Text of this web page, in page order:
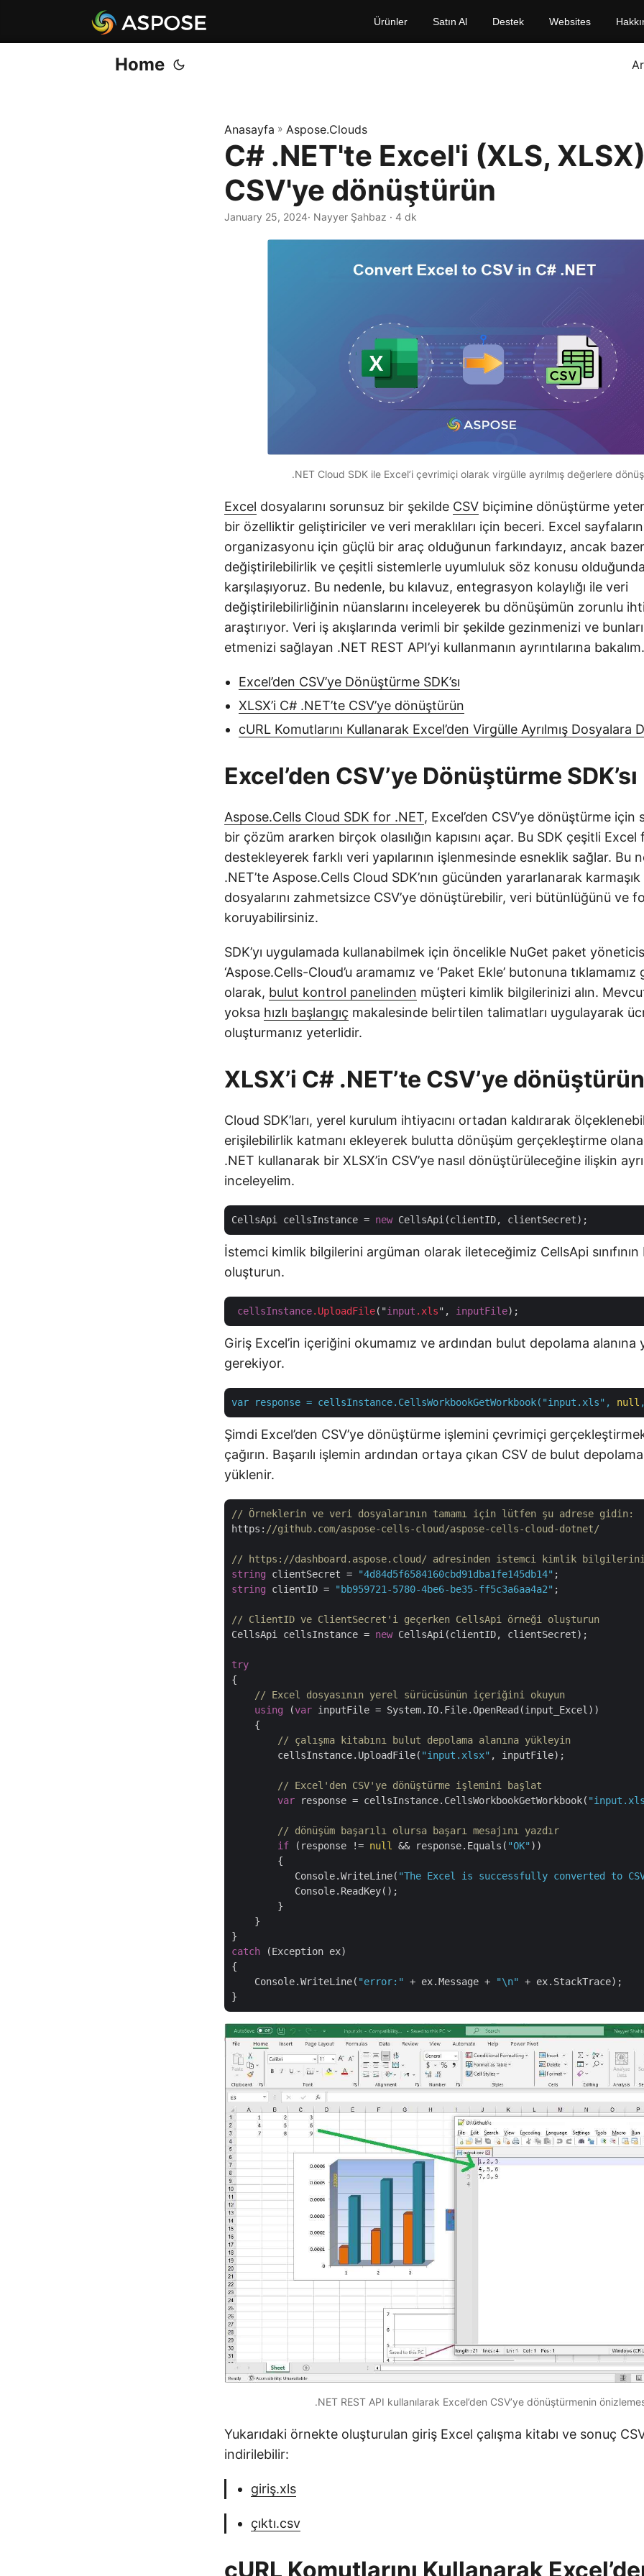
Ürünler Satın Al Destek Websites
Home
Anasayfa » Aspose.Clouds
C# .NET'te Excel'i (XLS, XLSX)
CSV'ye dönüştürün
January 25, 2024· Nayyer Şahbaz · 4 dk
.NET Cloud SDK ile Excel’i çevrimiçi olarak virgülle ayrılmış değerlere
Excel dosyalarını sorunsuz bir şekilde CSV biçimine dönüştürme
bir özelliktir geliştiriciler ve veri meraklıları için beceri. Excel
organizasyonu için güçlü bir araç olduğunun farkındayız, ancak
değiştirilebilirlik ve çeşitli sistemlerle uyumluluk söz konusu
karşılaşıyoruz. Bu nedenle, bu kılavuz, entegrasyon kolaylığı ile veri
değiştirilebilirliğinin nüanslarını inceleyerek bu dönüşümün zorunlu
araştırıyor. Veri iş akışlarında verimli bir şekilde gezinmenizi ve
etmenizi sağlayan .NET REST API’yi kullanmanın ayrıntılarına bakalım.
Excel’den CSV’ye Dönüştürme SDK’sı
XLSX’i C# .NET’te CSV’ye dönüştürün
cURL Komutlarını Kullanarak Excel’den Virgülle Ayrılmış Dosyalara
Excel’den CSV’ye Dönüştürme SDK’sı
Aspose.Cells Cloud SDK for .NET, Excel’den CSV’ye dönüştürme
bir çözüm ararken birçok olasılığın kapısını açar. Bu SDK çeşitli Excel
destekleyerek farklı veri yapılarının işlenmesinde esneklik sağlar. Bu
.NET’te Aspose.Cells Cloud SDK’nın gücünden yararlanarak karmaşık
dosyalarını zahmetsizce CSV’ye dönüştürebilir, veri bütünlüğünü ve
koruyabilirsiniz.
SDK’yı uygulamada kullanabilmek için öncelikle NuGet paket
‘Aspose.Cells-Cloud’u aramamız ve ‘Paket Ekle’ butonuna
olarak, bulut kontrol panelinden müşteri kimlik bilgilerinizi alın.
yoksa hızlı başlangıç makalesinde belirtilen talimatları uygulayarak
oluşturmanız yeterlidir.
XLSX’i C# .NET’te CSV’ye dönüştürün
Cloud SDK’ları, yerel kurulum ihtiyacını ortadan kaldırarak
erişilebilirlik katmanı ekleyerek bulutta dönüşüm gerçekleştirme
.NET kullanarak bir XLSX’in CSV’ye nasıl dönüştürüleceğine ilişkin
inceleyelim.
CellsApi cellsInstance = new
İstemci kimlik bilgilerini argüman olarak ileteceğimiz CellsApi
oluşturun.
cellsInstance.UploadFile("input .xls", inputFile
Giriş Excel’in içeriğini okumamız ve ardından bulut depolama alanına
gerekiyor.
var response = cellsInstance.CellsWorkbookGetWorkbook("input.xls", null ,
Şimdi Excel’den CSV’ye dönüştürme işlemini çevrimiçi
çağırın. Başarılı işlemin ardından ortaya çıkan CSV de bulut
yüklenir.
// Örneklerin ve veri dosyalarının tamamı için lütfen şu adrese gidin:
https: //github.com/aspose-cells-cloud/aspose-cells-cloud-dotnet/
// https://dashboard.aspose.cloud/ adresinden istemci kimlik
string clientSecret = "4d84d5f6584160cbd91dba1fe145db14"
string clientID = "bb959721-5780-4be6-be35-ff5c3a6aa4a2" ;
// ClientID ve ClientSecret'i geçerken CellsApi örneği oluşturun
CellsApi cellsInstance = new CellsApi(clientID, clientSecret);
try
{
// Excel dosyasının yerel sürücüsünün içeriğini okuyun
using (var inputFile = System.IO.File.OpenRead(input_Excel))
    {
// çalışma kitabını bulut depolama alanına yükleyin
        cellsInstance.UploadFile(
"input.xlsx" , inputFile);
// Excel'den CSV'ye dönüştürme işlemini başlat
var response = cellsInstance.CellsWorkbookGetWorkbook(
// dönüşüm başarılı olursa başarı mesajını yazdır
if (response != null && response.Equals( "OK" ))
        {
           Console.WriteLine(
"The Excel is successfully converted to
           Console.ReadKey();
        }
    }
catch (Exception ex)
{
    Console.WriteLine(
"error:" + ex.Message + "\n"
+ ex.StackTrace);
.NET REST API kullanılarak Excel’den CSV’ye dönüştürmenin
Yukarıdaki örnekte oluşturulan giriş Excel çalışma kitabı ve sonuç
indirilebilir:
giriş.xls
çıktı.csv
cURL Komutlarını Kullanarak